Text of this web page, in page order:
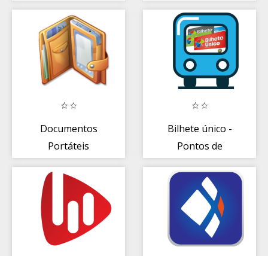
Documentos
Portáteis
Bilhete único -
Pontos de
Campinas